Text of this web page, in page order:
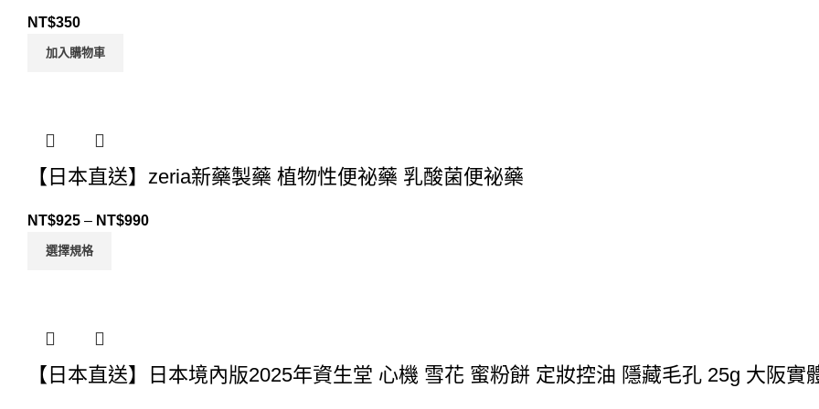
NT$350
加入購物車
【日本直送】zeria新藥製藥 植物性便祕藥 乳酸菌便祕藥
NT$925 – NT$990
選擇規格
【日本直送】日本境內版2025年資生堂 心機 雪花 蜜粉餅 定妝控油 隱藏毛孔 25g 大阪實